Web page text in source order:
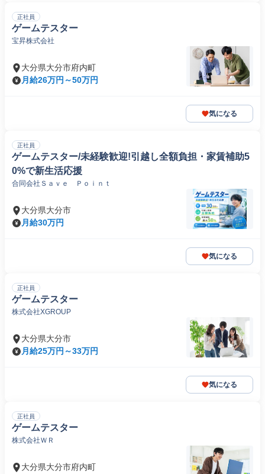
正社員
ゲームテスター
宝昇株式会社
大分県大分市府内町
月給26万円～50万円
気になる
正社員
ゲームテスター/未経験歓迎!引越し全額負担・家賃補助5
0%で新生活応援
合同会社Ｓａｖｅ Ｐｏｉｎｔ
大分県大分市
月給30万円
気になる
正社員
ゲームテスター
株式会社XGROUP
大分県大分市
月給25万円～33万円
気になる
正社員
ゲームテスター
株式会社ＷＲ
大分県大分市府内町